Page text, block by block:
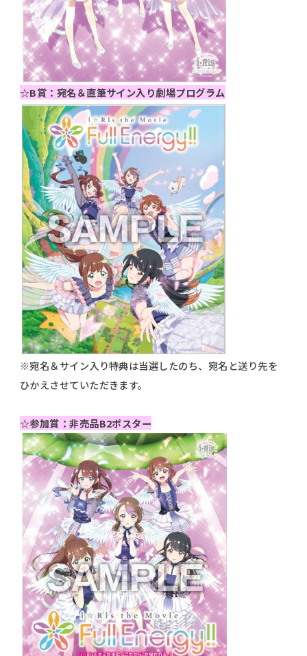
☆B賞：宛名＆直筆サイン入り劇場プログラム
※宛名＆サイン入り特典は当選したのち、宛名と送り先を
ひかえさせていただきます。
☆参加賞：非売品B2ポスター